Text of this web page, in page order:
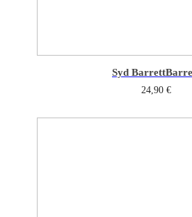
Syd Barrett
24,90 €